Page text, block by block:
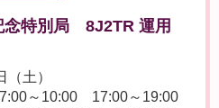
念特別局 8J2TR 運用
土）
～10:00 17:00～19:00